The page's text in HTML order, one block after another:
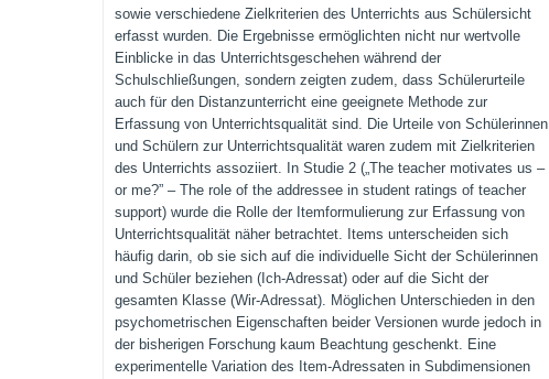
sowie verschiedene Zielkriterien des Unterrichts aus Schülersicht
erfasst wurden. Die Ergebnisse ermöglichten nicht nur wertvolle
Einblicke in das Unterrichtsgeschehen während der
Schulschließungen, sondern zeigten zudem, dass Schülerurteile
auch für den Distanzunterricht eine geeignete Methode zur
Erfassung von Unterrichtsqualität sind. Die Urteile von Schülerinnen
und Schülern zur Unterrichtsqualität waren zudem mit Zielkriterien
des Unterrichts assoziiert. In Studie 2 („The teacher motivates us –
or me?” – The role of the addressee in student ratings of teacher
support) wurde die Rolle der Itemformulierung zur Erfassung von
Unterrichtsqualität näher betrachtet. Items unterscheiden sich
häufig darin, ob sie sich auf die individuelle Sicht der Schülerinnen
und Schüler beziehen (Ich-Adressat) oder auf die Sicht der
gesamten Klasse (Wir-Adressat). Möglichen Unterschieden in den
psychometrischen Eigenschaften beider Versionen wurde jedoch in
der bisherigen Forschung kaum Beachtung geschenkt. Eine
experimentelle Variation des Item-Adressaten in Subdimensionen